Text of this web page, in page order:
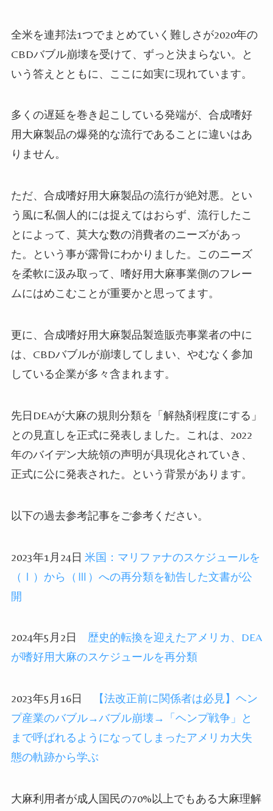
全米を連邦法1つでまとめていく難しさが2020年の
CBDバブル崩壊を受けて、ずっと決まらない。と
いう答えとともに、ここに如実に現れています。
多くの遅延を巻き起こしている発端が、合成嗜好
用大麻製品の爆発的な流行であることに違いはあ
りません。
ただ、合成嗜好用大麻製品の流行が絶対悪。とい
う風に私個人的には捉えてはおらず、流行したこ
とによって、莫大な数の消費者のニーズがあっ
た。という事が露骨にわかりました。このニーズ
を柔軟に汲み取って、嗜好用大麻事業側のフレー
ムにはめこむことが重要かと思ってます。
更に、合成嗜好用大麻製品製造販売事業者の中に
は、 CBDバブルが崩壊してしまい、やむなく参加
している企業が多々含まれます。
先日 DEAが大麻の規則分類を「解熱剤程度にする」
との見直しを正式に発表しました。これは、2022
年のバイデン大統領の声明が具現化されていき、
正式に公に発表された。という背景があります。
以下の過去参考記事をご参考ください。
2023年1月24日 米国：マリファナのスケジュールを
（Ⅰ）から（Ⅲ）への再分類を勧告した文書が公
開
2024年5月2日 歴史的転換を迎えたアメリカ、DEA
が嗜好用大麻のスケジュールを再分類
2023年5月16日
【法改正前に関係者は必見】ヘン
プ産業のバブル→バブル崩壊→「ヘンプ戦争」と
まで呼ばれるようになってしまったアメリカ大失
態の軌跡から学ぶ
大麻利用者が成人国民の70%以上でもある大麻理解